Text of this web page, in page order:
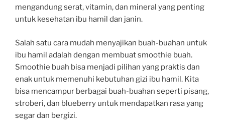
mengandung serat, vitamin, dan mineral yang penting
untuk kesehatan ibu hamil dan janin.
Salah satu cara mudah menyajikan buah-buahan untuk
ibu hamil adalah dengan membuat smoothie buah.
Smoothie buah bisa menjadi pilihan yang praktis dan
enak untuk memenuhi kebutuhan gizi ibu hamil. Kita
bisa mencampur berbagai buah-buahan seperti pisang,
stroberi, dan blueberry untuk mendapatkan rasa yang
segar dan bergizi.